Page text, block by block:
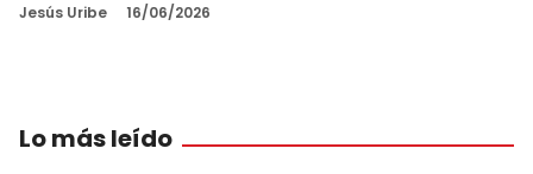
Jesús Uribe 16/06/2026
Lo más leído